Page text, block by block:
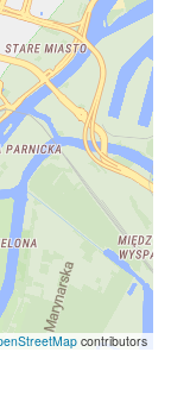
contributors